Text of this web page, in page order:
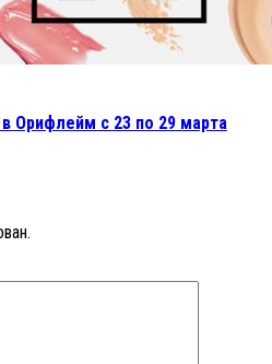
Орифлейм с 23 по 29 марта